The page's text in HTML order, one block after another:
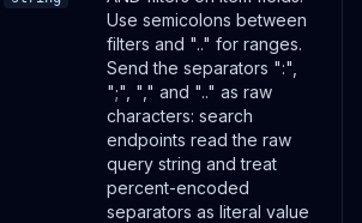
Use semicolons between
filters and ".." for ranges.
Send the separators ":",
";", "," and ".." as raw
characters: search
endpoints read the raw
query string and treat
percent-encoded
separators as literal value